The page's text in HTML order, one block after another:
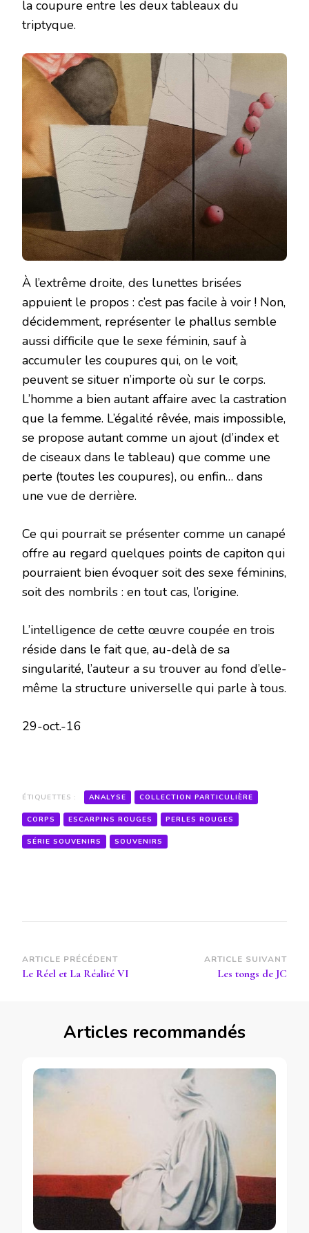
la coupure entre les deux tableaux du
triptyque.
À l’extrême droite, des lunettes brisées
appuient le propos : c’est pas facile à voir ! Non,
décidemment, représenter le phallus semble
aussi difficile que le sexe féminin, sauf à
accumuler les coupures qui, on le voit,
peuvent se situer n’importe où sur le corps.
L’homme a bien autant affaire avec la castration
que la femme. L’égalité rêvée, mais impossible,
se propose autant comme un ajout (d’index et
de ciseaux dans le tableau) que comme une
perte (toutes les coupures), ou enfin… dans
une vue de derrière.
Ce qui pourrait se présenter comme un canapé
offre au regard quelques points de capiton qui
pourraient bien évoquer soit des sexe féminins,
soit des nombrils : en tout cas, l’origine.
L’intelligence de cette œuvre coupée en trois
réside dans le fait que, au-delà de sa
singularité, l’auteur a su trouver au fond d’elle-
même la structure universelle qui parle à tous.
29-oct.-16
ÉTIQUETTES : ANALYSE COLLECTION PARTICULIÈRE
CORPS ESCARPINS ROUGES PERLES ROUGES
SÉRIE SOUVENIRS SOUVENIRS
Navigation
d’article
ARTICLE PRÉCÉDENT
Le Réel et La Réalité VI
ARTICLE SUIVANT
Les tongs de JC
Articles recommandés